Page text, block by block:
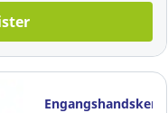
Engangshandsker,